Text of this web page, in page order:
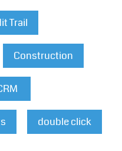
Trail
Construction
double click